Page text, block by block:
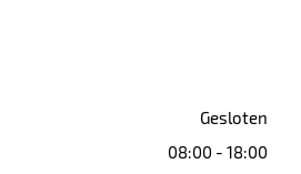
Gesloten
08:00 - 18:00